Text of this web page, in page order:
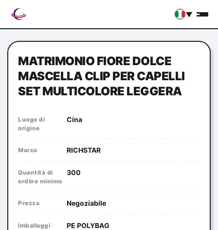
▼
MATRIMONIO FIORE DOLCE
MASCELLA CLIP PER CAPELLI
SET MULTICOLORE LEGGERA
Luogo di
origine
Cina
Marca RICHSTAR
Quantità di
ordine minimo
300
Prezzo Negoziabile
Imballaggi
PE POLYBAG